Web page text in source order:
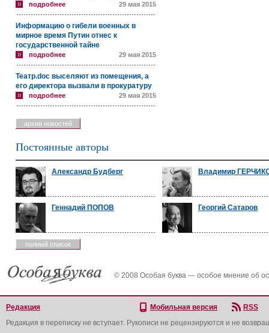
подробнее 29 мая 2015
Информацию о гибели военных в
мирное время Путин отнес к
государственной тайне
подробнее 29 мая 2015
Театр.doc выселяют из помещения, а
его директора вызвали в прокуратуру
подробнее 29 мая 2015
архив новостей
Постоянные авторы
Александр Будберг Владимир
Геннадий ПОПОВ Георгий Сатаров
полный список
© 2008 Особая буква — особое мнение об
Редакция Мобильная версия
RSS
Редакция в переписку не вступает. Рукописи не рецензируются и не